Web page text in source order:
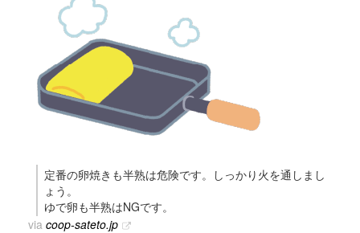
定番の卵焼きも半熟は危険です。しっかり火を通しまし
ょう。
ゆで卵も半熟はNGです。
via coop-sateto.jp